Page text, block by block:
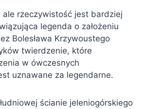
ale rzeczywistość jest bardziej
legenda o założeniu
Bolesława Krzywoustego
twierdzenie, które
w ówczesnych
uznawane za legendarne.
ścianie jeleniogórskiego